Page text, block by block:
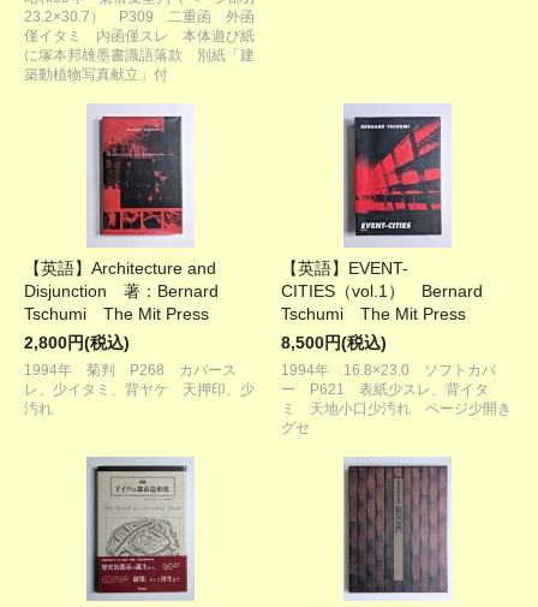
23.2×30.7） P309 二重函 外函
僅イタミ 内函僅スレ 本体遊び紙
に塚本邦雄墨書識語落款 別紙「建
築動植物写真献立」付
【英語】Architecture and
Disjunction 著：Bernard
Tschumi The Mit Press
2,800円(税込)
1994年 菊判 P268 カバース
レ、少イタミ、背ヤケ 天押印、少
汚れ
【英語】EVENT-
CITIES（vol.1） Bernard
Tschumi The Mit Press
8,500円(税込)
1994年 16.8×23.0 ソフトカバ
ー P621 表紙少スレ、背イタ
ミ 天地小口少汚れ ページ少開き
グセ